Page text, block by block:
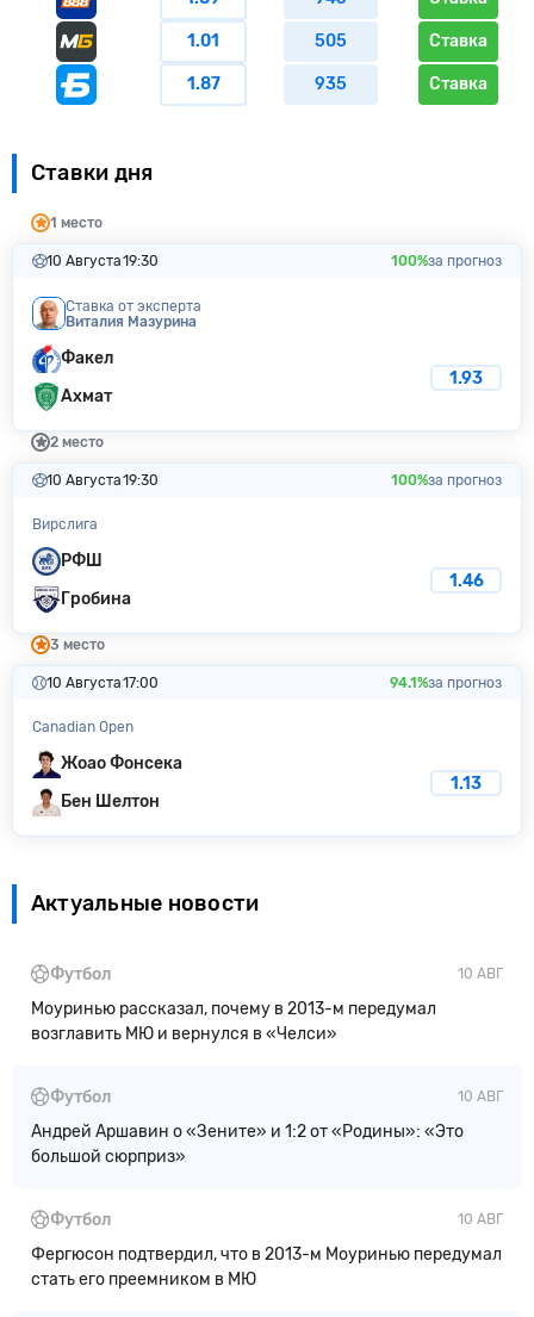
1.01 505 Ставка
1.87 935 Ставка
Ставки дня
1 место
10 Августа19:30 100%за прогноз
Ставка от эксперта
Виталия Мазуринa
Факел
Ахмат
1.93
2 место
10 Августа19:30 100%за прогноз
Вирслига
РФШ
Гробина
1.46
3 место
10 Августа17:00 94.1%за прогноз
Canadian Open
Жоао Фонсека
Бен Шелтон
1.13
Актуальные новости
10 АВГ
Футбол
Моуринью рассказал, почему в 2013-м передумал
возглавить МЮ и вернулся в «Челси»
10 АВГ
Футбол
Андрей Аршавин о «Зените» и 1:2 от «Родины»: «Это
большой сюрприз»
10 АВГ
Футбол
Фергюсон подтвердил, что в 2013-м Моуринью передумал
стать его преемником в МЮ